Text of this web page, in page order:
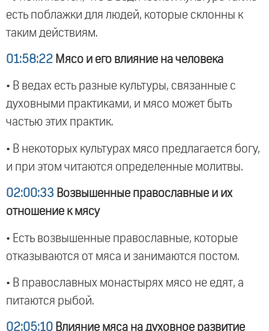
есть поблажки для людей, которые склонны к
таким действиям.
01:58:22 Мясо и его влияние на человека
• В ведах есть разные культуры, связанные с
духовными практиками, и мясо может быть
частью этих практик.
• В некоторых культурах мясо предлагается богу,
и при этом читаются определенные молитвы.
02:00:33 Возвышенные православные и их
отношение к мясу
• Есть возвышенные православные, которые
отказываются от мяса и занимаются постом.
• В православных монастырях мясо не едят, а
питаются рыбой.
02:05:10 Влияние мяса на духовное развитие